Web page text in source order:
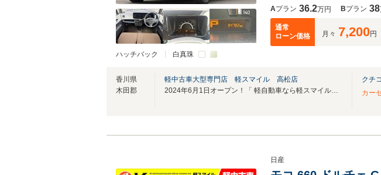
ハッチバック 白真珠
Aプラン 36.2万円 Bプラン 38
通常
ローン価格
月々 7,200円
香川県
木田郡
軽中古車大型専門店 軽スマイル 高松店
2024年6月1日オープン！「 軽自動車なら軽スマイル高松」が2周年を迎えました！！
クチ
カー
日産